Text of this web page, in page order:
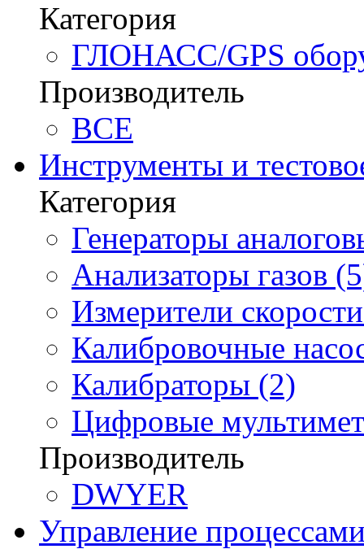
Категория
ГЛОНАСС/GPS
Производитель
BCE
Инструменты и
Категория
Генераторы
Анализаторы газов
Измерители
Калибровочные
Калибраторы (2)
Цифровые
Производитель
DWYER
Управление